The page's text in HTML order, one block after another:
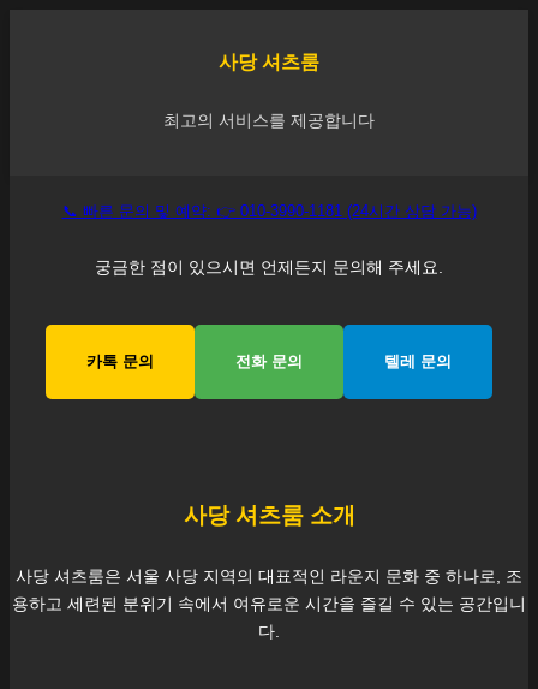
사당 셔츠룸
최고의 서비스를 제공합니다
📞 빠른 문의 및 예약: 👉 010-3990-1181 (24시간 상담 가능)
궁금한 점이 있으시면 언제든지 문의해 주세요.
카톡 문의 전화 문의 텔레 문의
사당셔츠룸 소개
사당 셔츠룸은 서울 사당 지역의 대표적인 라운지 문화 중 하나로, 조
용하고 세련된 분위기 속에서 여유로운 시간을 즐길 수 있는 공간입니
다.